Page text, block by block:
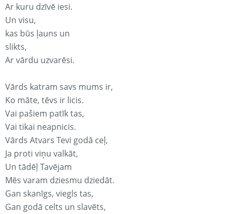
Ar kuru dzīvē iesi.
Un visu,
kas būs ļauns un
slikts,
Ar vārdu uzvarēsi.
Vārds katram savs mums ir,
Ko māte, tēvs ir licis.
Vai pašiem patīk tas,
Vai tikai neapnicis.
Vārds Atvars Tevi godā ceļ,
Ja proti viņu valkāt,
Un tādēļ Tavējam
Mēs varam dziesmu dziedāt.
Gan skanīgs, viegls tas,
Gan godā celts un slavēts,